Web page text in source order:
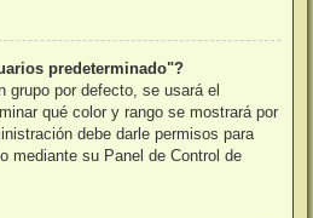
predeterminado"?
grupo por defecto, se usará el
qué color y rango se mostrará por
debe darle permisos para
mediante su Panel de Control de